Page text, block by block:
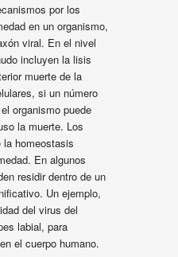
por los
en un organismo,
viral. En el nivel
incluyen la lisis
muerte de la
si un número
organismo puede
la muerte. Los
la homeostasis
En algunos
residir dentro de un
Un ejemplo,
del virus del
labial, para
el cuerpo humano.